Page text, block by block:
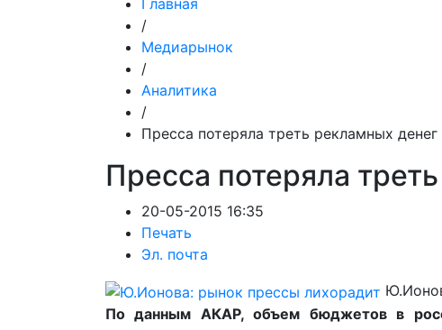
Главная
/
Медиарынок
/
Аналитика
/
Пресса потеряла треть рекламных денег
Пресса потеряла
20-05-2015 16:35
Печать
Эл. почта
По данным АКАР, объем бюджетов в